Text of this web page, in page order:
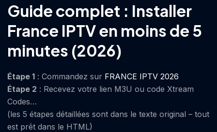
Guide complet : Installer
France IPTV en moins de 5
minutes (2026)
Étape 1 : Commandez sur FRANCE IPTV 2026
Étape 2 : Recevez votre lien M3U ou code Xtream
Codes…
(les 5 étapes détaillées sont dans le texte original – tout
est prêt dans le HTML)